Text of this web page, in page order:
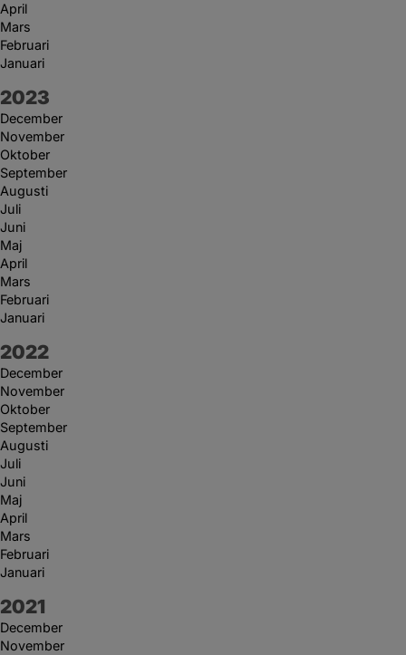
April
Mars
Februari
Januari
År:
2023
December
November
Oktober
September
Augusti
Juli
Juni
Maj
April
Mars
Februari
Januari
År:
2022
December
November
Oktober
September
Augusti
Juli
Juni
Maj
April
Mars
Februari
Januari
År:
2021
December
November